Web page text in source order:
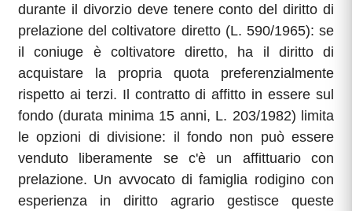
durante il divorzio deve tenere conto del diritto di
prelazione del coltivatore diretto (L. 590/1965): se
il coniuge è coltivatore diretto, ha il diritto di
acquistare la propria quota preferenzialmente
rispetto ai terzi. Il contratto di affitto in essere sul
fondo (durata minima 15 anni, L. 203/1982) limita
le opzioni di divisione: il fondo non può essere
venduto liberamente se c'è un affittuario con
prelazione. Un avvocato di famiglia rodigino con
esperienza in diritto agrario gestisce queste